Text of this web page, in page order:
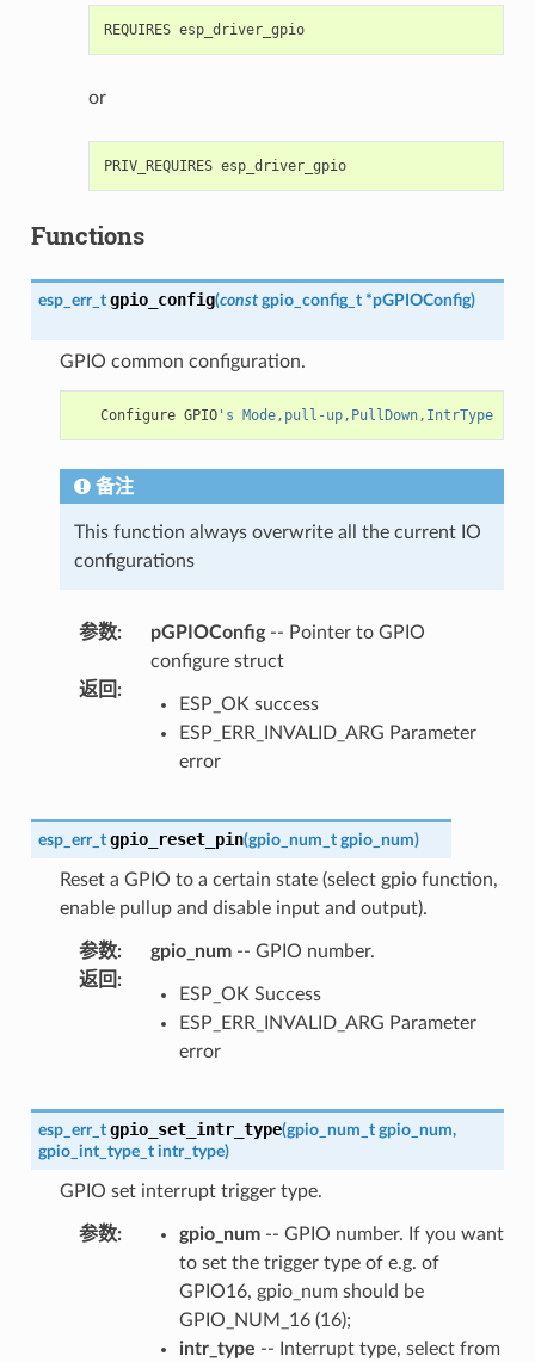
REQUIRES esp_driver_gpio
or
PRIV_REQUIRES esp_driver_gpio
Functions
esp_err_t gpio_config(const gpio_config_t *pGPIOConfig)
GPIO common configuration.
Configure GPIO's Mode,pull-up,PullDown,IntrType
备注
This function always overwrite all the current IO
configurations
参数: pGPIOConfig-- Pointer to GPIO
configure struct
返回 :
ESP_OK success
ESP_ERR_INVALID_ARG Parameter
error
esp_err_t gpio_reset_pin(gpio_num_t gpio_num)
Reset a GPIO to a certain state (select gpio function,
enable pullup and disable input and output).
参数: gpio_num-- GPIO number.
返回 :
ESP_OK Success
ESP_ERR_INVALID_ARG Parameter
error
esp_err_t gpio_set_intr_type(gpio_num_t gpio_num,
gpio_int_type_t intr_type)
GPIO set interrupt trigger type.
参数: gpio_num-- GPIO number. If you want
to set the trigger type of e.g. of
GPIO16, gpio_num should be
GPIO_NUM_16 (16);
intr_type -- Interrupt type, select from